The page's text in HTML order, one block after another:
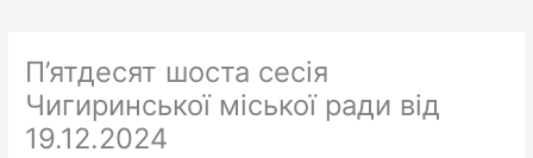
П’ятдесят шоста сесія
Чигиринської міської ради від
19.12.2024